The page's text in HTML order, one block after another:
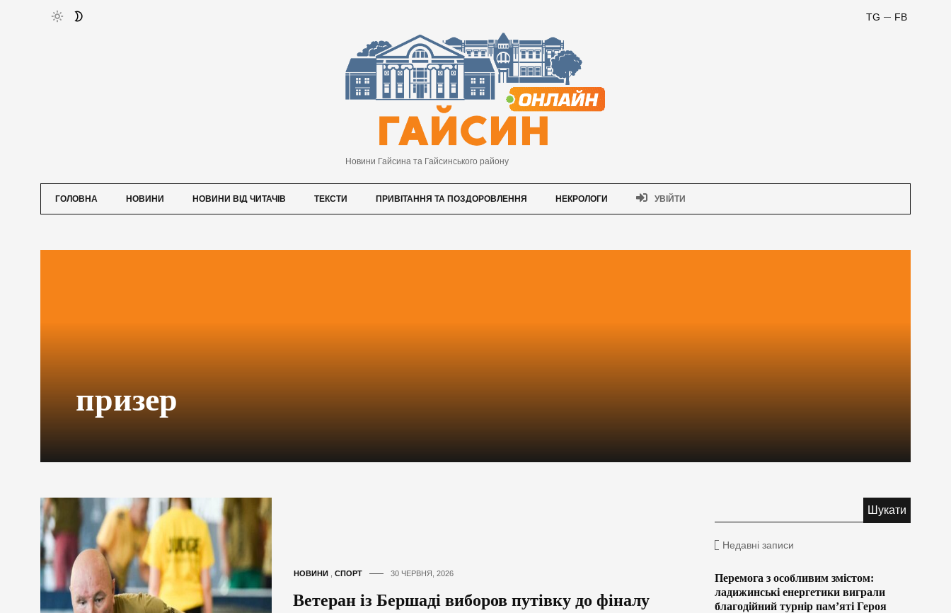
FB
TG
Новини Гайсина та Гайсинського району
ГОЛОВНА НОВИНИ НОВИНИ ВІД ЧИТАЧІВ ТЕКСТИ ПРИВІТАННЯ ТА ПОЗДОРОВЛЕННЯ НЕКРОЛОГИ УВІЙТИ
призер
НОВИНИ СПОРТ 30 ЧЕРВНЯ, 2026
Ветеран із Бершаді виборов путівку до фіналу
Недавні записи
Перемога з особливим змістом:
ладижинські енергетики виграли
благодійний турнір пам’яті Героя